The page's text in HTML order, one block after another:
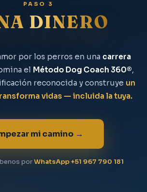
PASO 3
DINERO
por los perros en una carrera
el Método Dog Coach 360®,
reconocida y construye un
vidas — incluida la tuya.
mi camino →
porWhatsApp +51 967 790 181